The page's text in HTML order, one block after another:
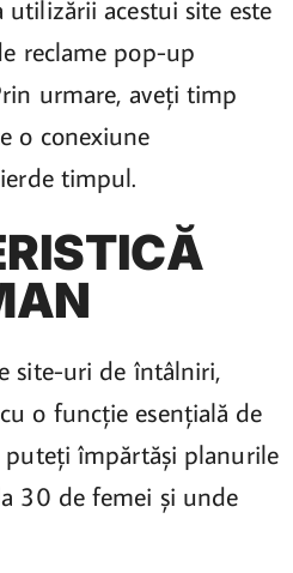
acestui site este
reclame pop-up
urmare, aveți timp
o conexiune
timpul.
site-uri de întâlniri,
o funcție esențială de
puteți împărtăși planurile
30 de femei și unde